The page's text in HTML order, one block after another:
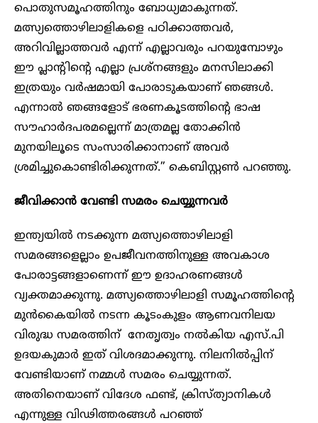
പൊതുസമൂഹത്തിനും ബോധ്യമാകുന്നത്.
മത്സ്യത്തൊഴിലാളികളെ പഠിക്കാത്തവർ,
അറിവില്ലാത്തവർ എന്ന് എല്ലാവരും പറയുമ്പോഴും
ഈ പ്ലാന്റിന്റെ എല്ലാ പ്രശ്നങ്ങളും മനസിലാക്കി
ഇത്രയും വർഷമായി പോരാടുകയാണ് ഞങ്ങൾ.
എന്നാൽ ഞങ്ങളോട് ഭരണകൂടത്തിന്റെ ഭാഷ
സൗഹാർദപരമല്ലെന്ന് മാത്രമല്ല തോക്കിൻ
മുനയിലൂടെ സംസാരിക്കാനാണ് അവർ
ശ്രമിച്ചുകൊണ്ടിരിക്കുന്നത്.” കെബിസ്റ്റൺ പറഞ്ഞു.
ജീവിക്കാൻ വേണ്ടി സമരം ചെയ്യുന്നവർ
ഇന്ത്യയിൽ നടക്കുന്ന മത്സ്യത്തൊഴിലാളി
സമരങ്ങളെല്ലാം ഉപജീവനത്തിനുള്ള അവകാശ
പോരാട്ടങ്ങളാണെന്ന് ഈ ഉദാഹരണങ്ങൾ
വ്യക്തമാക്കുന്നു. മത്സ്യത്തൊഴിലാളി സമൂഹത്തിന്റെ
മുൻകൈയിൽ നടന്ന കൂടംകുളം ആണവനിലയ
വിരുദ്ധ സമരത്തിന് നേതൃത്വം നൽകിയ എസ്.പി
ഉദയകുമാർ ഇത് വിശദമാക്കുന്നു. നിലനിൽപ്പിന്
വേണ്ടിയാണ് നമ്മൾ സമരം ചെയ്യുന്നത്.
അതിനെയാണ് വിദേശ ഫണ്ട്, ക്രിസ്ത്യാനികൾ
എന്നുള്ള വിഢിത്തരങ്ങൾ പറഞ്ഞ്